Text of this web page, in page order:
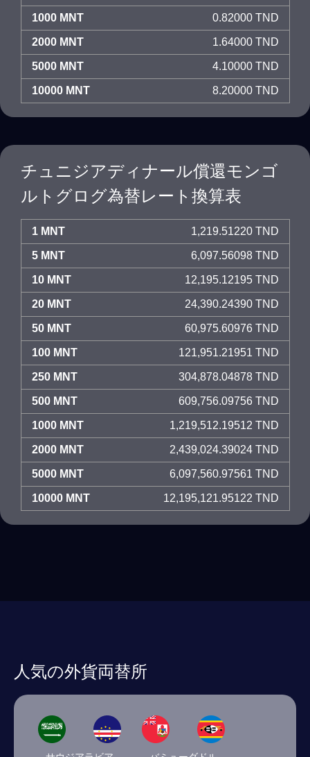
1000 MNT 0.82000 TND
2000 MNT 1.64000 TND
5000 MNT 4.10000 TND
10000 MNT 8.20000 TND
チュニジアディナール償還モンゴ
ルトグログ為替レート換算表
1 MNT 1,219.51220 TND
5 MNT 6,097.56098 TND
10 MNT 12,195.12195 TND
20 MNT 24,390.24390 TND
50 MNT 60,975.60976 TND
100 MNT 121,951.21951 TND
250 MNT 304,878.04878 TND
500 MNT 609,756.09756 TND
1000 MNT 1,219,512.19512 TND
2000 MNT 2,439,024.39024 TND
5000 MNT 6,097,560.97561 TND
10000 MNT 12,195,121.95122 TND
人気の外貨両替所